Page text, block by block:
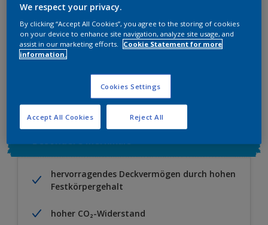
ZUR EINKAUFSLISTE HINZUFÜGEN
Besondere Merkmale
hervorragendes Deckvermögen durch hohen
Festkörpergehalt
hoher CO₂-Widerstand
We respect your privacy.
By clicking “Accept All Cookies”, you agree to the storing of cookies
on your device to enhance site navigation, analyze site usage, and
assist in our marketing efforts.
Cookie Statement for more
information.
Cookies Settings
Reject All
Accept All Cookies